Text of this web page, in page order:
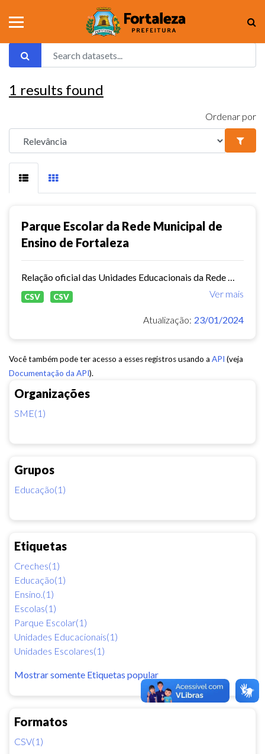
Organizações
SME(1)
Grupos
Educação(1)
Etiquetas
Creches(1)
Educação(1)
Ensino.(1)
Escolas(1)
Parque Escolar(1)
Unidades Educacionais(1)
Unidades Escolares(1)
Mostrar somente Etiquetas popular
Formatos
CSV(1)
1 results found
Ordenar por
Parque Escolar da Rede Municipal de
Ensino de Fortaleza
Ver mais
CSV CSV
Atualização: 23/01/2024
Você também pode ter acesso a esses registros usando a API (veja
Documentação da API).